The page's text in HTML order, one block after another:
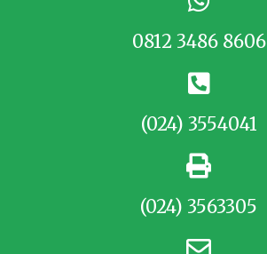
0812 3486 8606
(024) 3554041
(024) 3563305